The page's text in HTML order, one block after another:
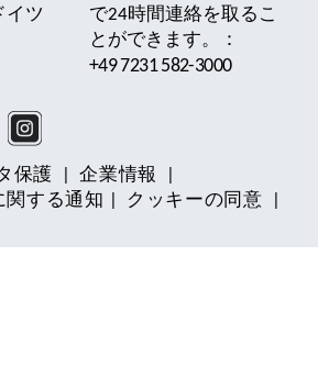
イツ
で24時間連絡を取るこ
とができます。：
+49 7231 582-3000
保護 企業情報
関する通知
クッキーの同意